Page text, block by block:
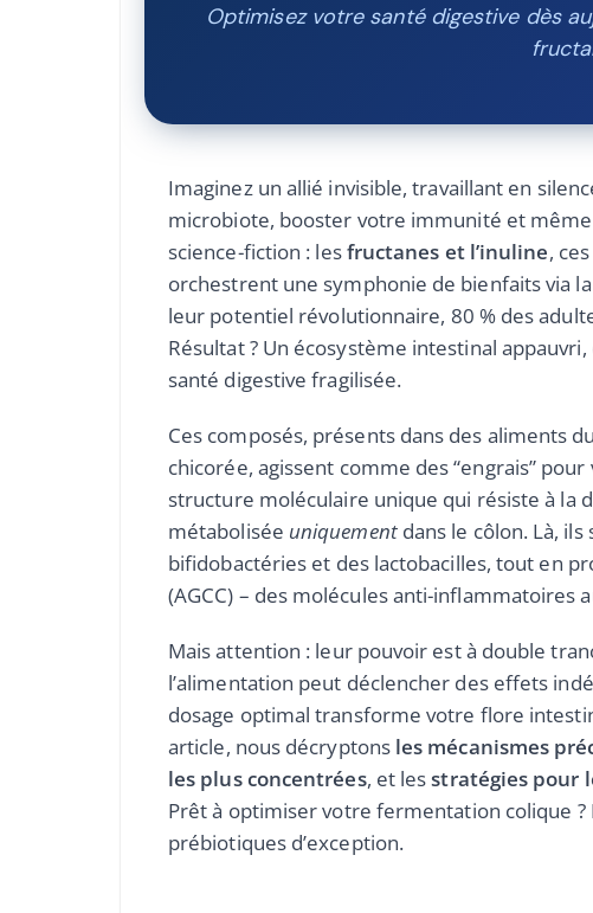
Optimisez votre santé digestive dès
Imaginez un allié invisible, travaillant en
microbiote, booster votre immunité et même
science-fiction : lesfructanes et l’inuline,
orchestrent une symphonie de bienfaits via la
leur potentiel révolutionnaire, 80 % des
Résultat ? Un écosystème intestinal
santé digestive fragilisée.
Ces composés, présents dans des aliments
chicorée, agissent comme des “engrais”
structure moléculaire unique qui résiste à la
métabolisée uniquementdans le côlon. Là,
bifidobactéries et des lactobacilles, tout en
(AGCC) – des molécules anti-inflammatoires
Mais attention : leur pouvoir est à double
l’alimentation peut déclencher des effets
dosage optimal transforme votre flore
article, nous décryptons les mécanismes
les plus concentrées, et lesstratégies pour
Prêt à optimiser votre fermentation colique ?
prébiotiques d’exception.